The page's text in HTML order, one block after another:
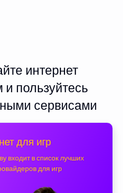
интернет
и пользуйтесь
сервисами
для игр
входит в список лучших
для игр